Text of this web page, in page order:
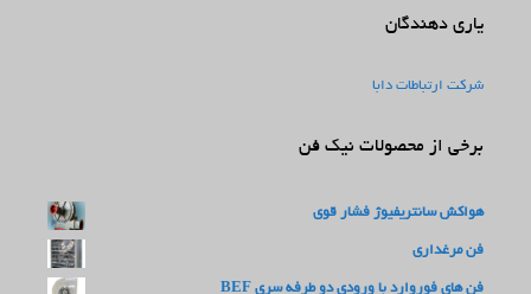
یاری دهندگان
شرکت ارتباطات دابا
برخی از محصولات نیک فن
هواکش سانتریفیوژ فشار قوی
فن مرغداری
فن های فوروارد با ورودی دو طرفه سری BEF